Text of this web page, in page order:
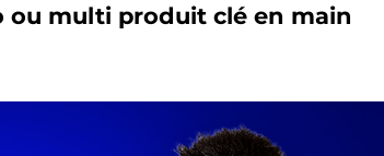
ou multi produit clé en main